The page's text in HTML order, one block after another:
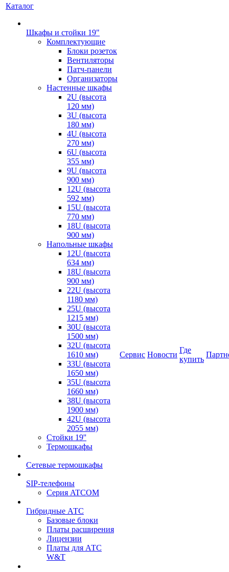
Каталог
Шкафы и стойки 19"
Комплектующие
Блоки розеток
Вентиляторы
Патч-панели
Организаторы
Настенные шкафы
2U (высота
120 мм)
3U (высота
180 мм)
4U (высота
270 мм)
6U (высота
355 мм)
9U (высота
900 мм)
12U (высота
592 мм)
15U (высота
770 мм)
18U (высота
900 мм)
Напольные шкафы
12U (высота
634 мм)
18U (высота
900 мм)
22U (высота
1180 мм)
25U (высота
1215 мм)
30U (высота
1500 мм)
32U (высота
1610 мм)
33U (высота
1650 мм)
35U (высота
1660 мм)
38U (высота
1900 мм)
42U (высота
2055 мм)
Стойки 19''
Термошкафы
Сетевые термошкафы
SIP-телефоны
Серия ATCOM
Гибридные АТС
Базовые блоки
Платы расширения
Лицензии
Платы для АТС
W&T
Сервис Новости
Где
купить